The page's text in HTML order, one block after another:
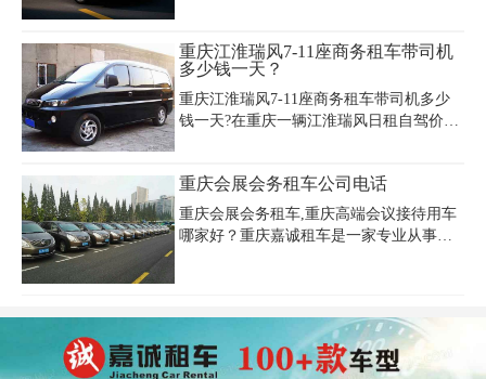
特等商务车和豪华大巴。
如丰田普拉多2.7L日租700元、4.0L达1000
元。租车服务包含日租自驾（限200-300公
里/天）与配驾（限220公里/天），超里程
按1-5元/公里加收，另需支付5000-50000元
享免押金、价格优惠，其车型涵盖轿车、
越野
重庆江淮瑞风7-11座商务租车带司机
多少钱一天？
重庆江淮瑞风7-11座商务租车带司机多少
钱一天?在重庆一辆江淮瑞风日租自驾价格
小时30公里包含发票。
重庆会展会务租车公司电话
重庆会展会务租车,重庆高端会议接待用车
哪家好？重庆嘉诚租车是一家专业从事会
庆会展会务租车公司电话023-45616290